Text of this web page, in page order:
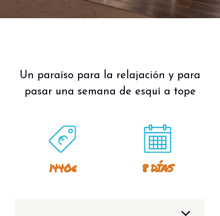
Un paraíso para la relajación y para
pasar una semana de esquí a tope
1440€ 8 DÍAS